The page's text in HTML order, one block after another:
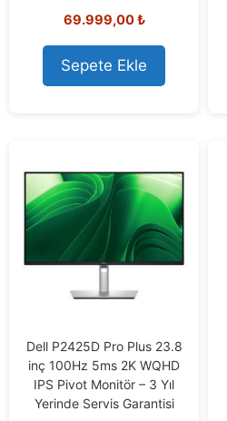
o
t
o
f
5
69.999,00₺
Sepete Ekle
Dell P2425D Pro Plus 23.8
inç 100Hz 5ms 2K WQHD
IPS Pivot Monitör – 3 Yıl
Yerinde Servis Garantisi